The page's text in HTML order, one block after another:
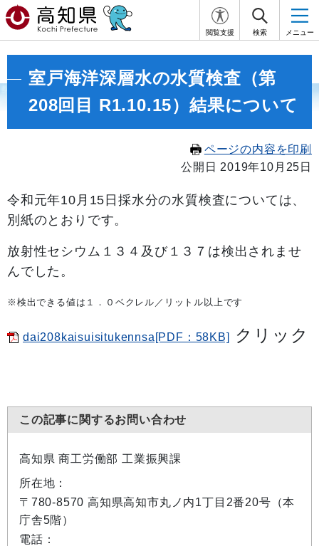
閲覧支援 検索 メニュー
室戸海洋深層水の水質検査（第
208回目 R1.10.15）結果について
ページの内容を印刷
公開日 2019年10月25日
令和元年10月15 日採水分の水質検査については、
別紙のとおりです。
放射性セシウム１３４及び１３７は検出されませ
んでした。
※検出できる値は１．０ベクレル／リットル以上です
dai208kaisuisitukennsa[PDF：58KB] クリック
この記事に関するお問い合わせ
高知県 商工労働部 工業振興課
所在地：
〒780-8570 高知県高知市丸ノ内1丁目2番20号（本
庁舎5階）
電話：